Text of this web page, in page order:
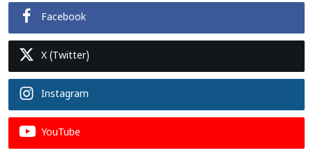
Facebook
X (Twitter)
Instagram
YouTube